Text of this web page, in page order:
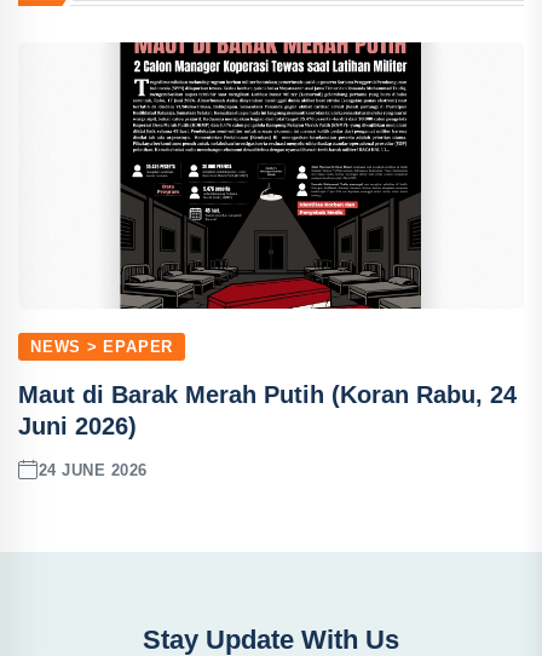
NEWS > EPAPER
Maut di Barak Merah Putih (Koran Rabu, 24
Juni 2026)
24 JUNE 2026
Stay Update With Us